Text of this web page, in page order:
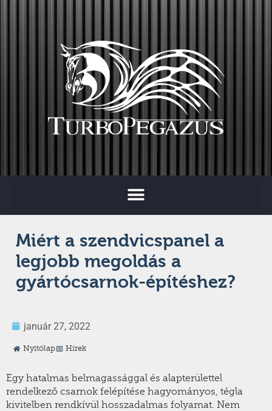
Miért a szendvicspanel a
legjobb megoldás a
gyártócsarnok-építéshez?
január 27, 2022
Nyitólap Hírek
Egy hatalmas belmagassággal és alapterülettel
rendelkező csarnok felépítése hagyományos, tégla
kivitelben rendkívül hosszadalmas folyamat. Nem